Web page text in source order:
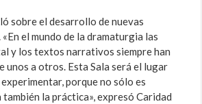
sobre el desarrollo de nuevas
el mundo de la dramaturgia las
y los textos narrativos siempre han
unos a otros. Esta Sala será el lugar
porque no sólo es
la práctica», expresó Caridad